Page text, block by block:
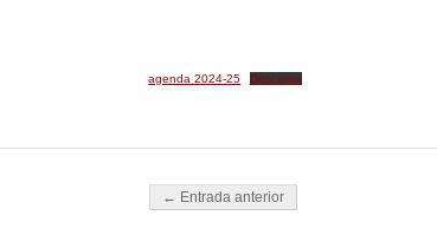
agenda 2024-25 Descarga
Navegador de artículos
← Entrada anterior